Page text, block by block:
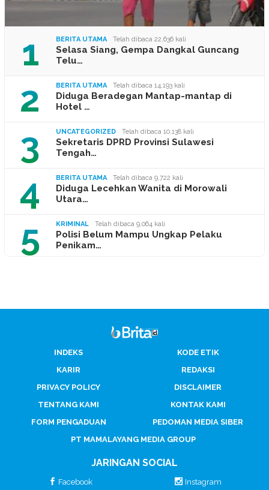
1 BERITA UTAMA Telah dibaca 22,636 kali
Selasa Siang, Gempa Dangkal Guncang
Telu…
2 BERITA UTAMA Telah dibaca 14,193 kali
Diduga Beradegan Mantap-mantap di
Hotel …
3 UNCATEGORIZED Telah dibaca 10,138 kali
Sekretaris DPRD Provinsi Sulawesi
Tengah…
4 BERITA UTAMA Telah dibaca 9,722 kali
Diduga Lecehkan Wanita di Morowali
Utara…
5 KRIMINAL Telah dibaca 9,064 kali
Polisi Belum Mampu Ungkap Pelaku
Penikam…
INDEKS
KODE ETIK
KARIR
REDAKSI
PRIVACY POLICY
DISCLAIMER
TENTANG KAMI
KONTAK KAMI
FORM PENGADUAN
PEDOMAN MEDIA SIBER
PT MAMALAYANG MEDIA GROUP
JARINGAN SOCIAL
Facebook Instagram